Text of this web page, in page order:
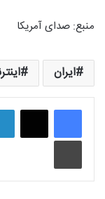
منبع: صدای آمریکا
ایران
چاپ